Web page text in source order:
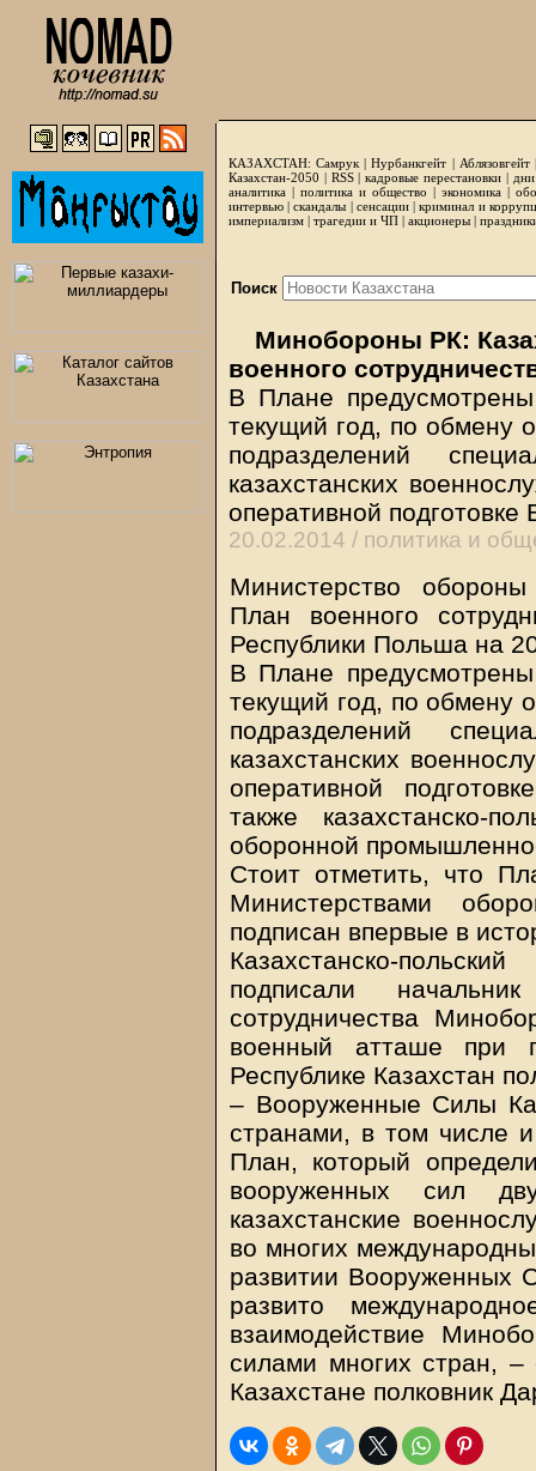
КАЗАХСТАН: Самрук |Нурбанкгейт | Аблязовгейт
Казахстан-2050 | RSS|кадровые перестановки|
аналитика | политика и общество | экономика |
интервью |скандалы | сенсации|криминал и
империализм | трагедии и ЧП | акционеры |
Поиск
Минобороны РК:
военного
В Плане
текущий год, по обмену
подразделений
казахстанских
оперативной
20.02.2014 / политика и
Министерство
План военного
Республики Польша на
В Плане
текущий год, по обмену
подразделений
казахстанских
оперативной
также казахстанско-
оборонной
Стоит отметить, что
Министерствами
подписан впервые в
Казахстанско-
подписали
сотрудничества
военный атташе при
Республике Казахстан
– Вооруженные Силы
странами, в том числе
План, который
вооруженных сил
казахстанские
во многих
развитии Вооруженных
развито
взаимодействие
силами многих стран,
Казахстане полковник